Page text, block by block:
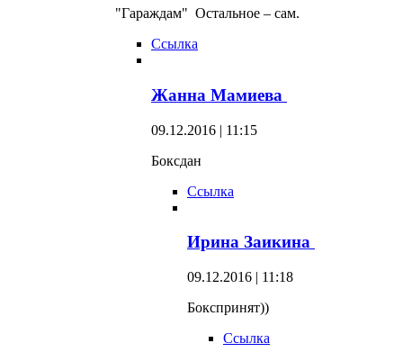
"Гараждам" Остальное – сам.
Ссылка
Жанна Мамиева
09.12.2016 | 11:15
Боксдан
Ссылка
Ирина Заикина
09.12.2016 | 11:18
Бокспринят))
Ссылка